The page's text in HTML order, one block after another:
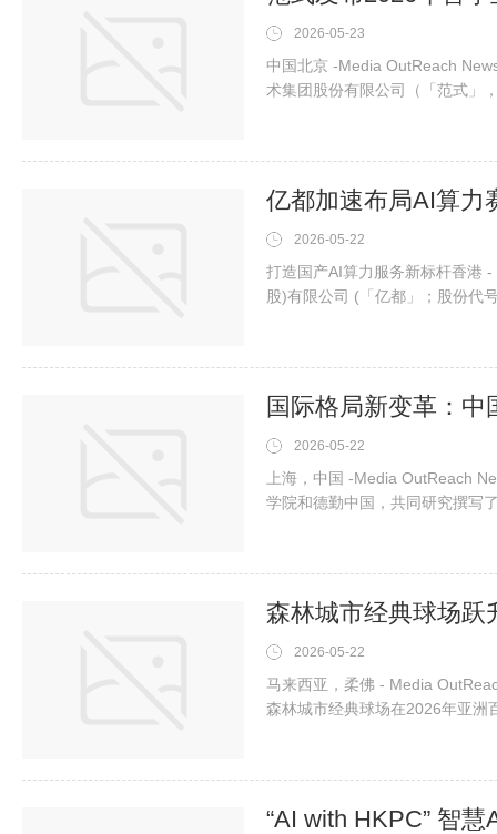
2026-05-23
中国北京 -Media OutReach
术集团股份有限公司（「范式」
发的行业机遇，核心业务实现高
2026-05-22
打造国产AI算力服务新标杆香港
股)有限公司 (「亿都」；股份代
2026-05-22
上海，中国 -Media OutReach
学院和德勤中国，共同研究撰
场布局作为核心目标，中企出海
2026-05-22
马来西亚，柔佛 - Media
森林城市经典球场在2026年亚洲
旅游年及2026柔佛旅游年，度假
“AI with HKPC” 智